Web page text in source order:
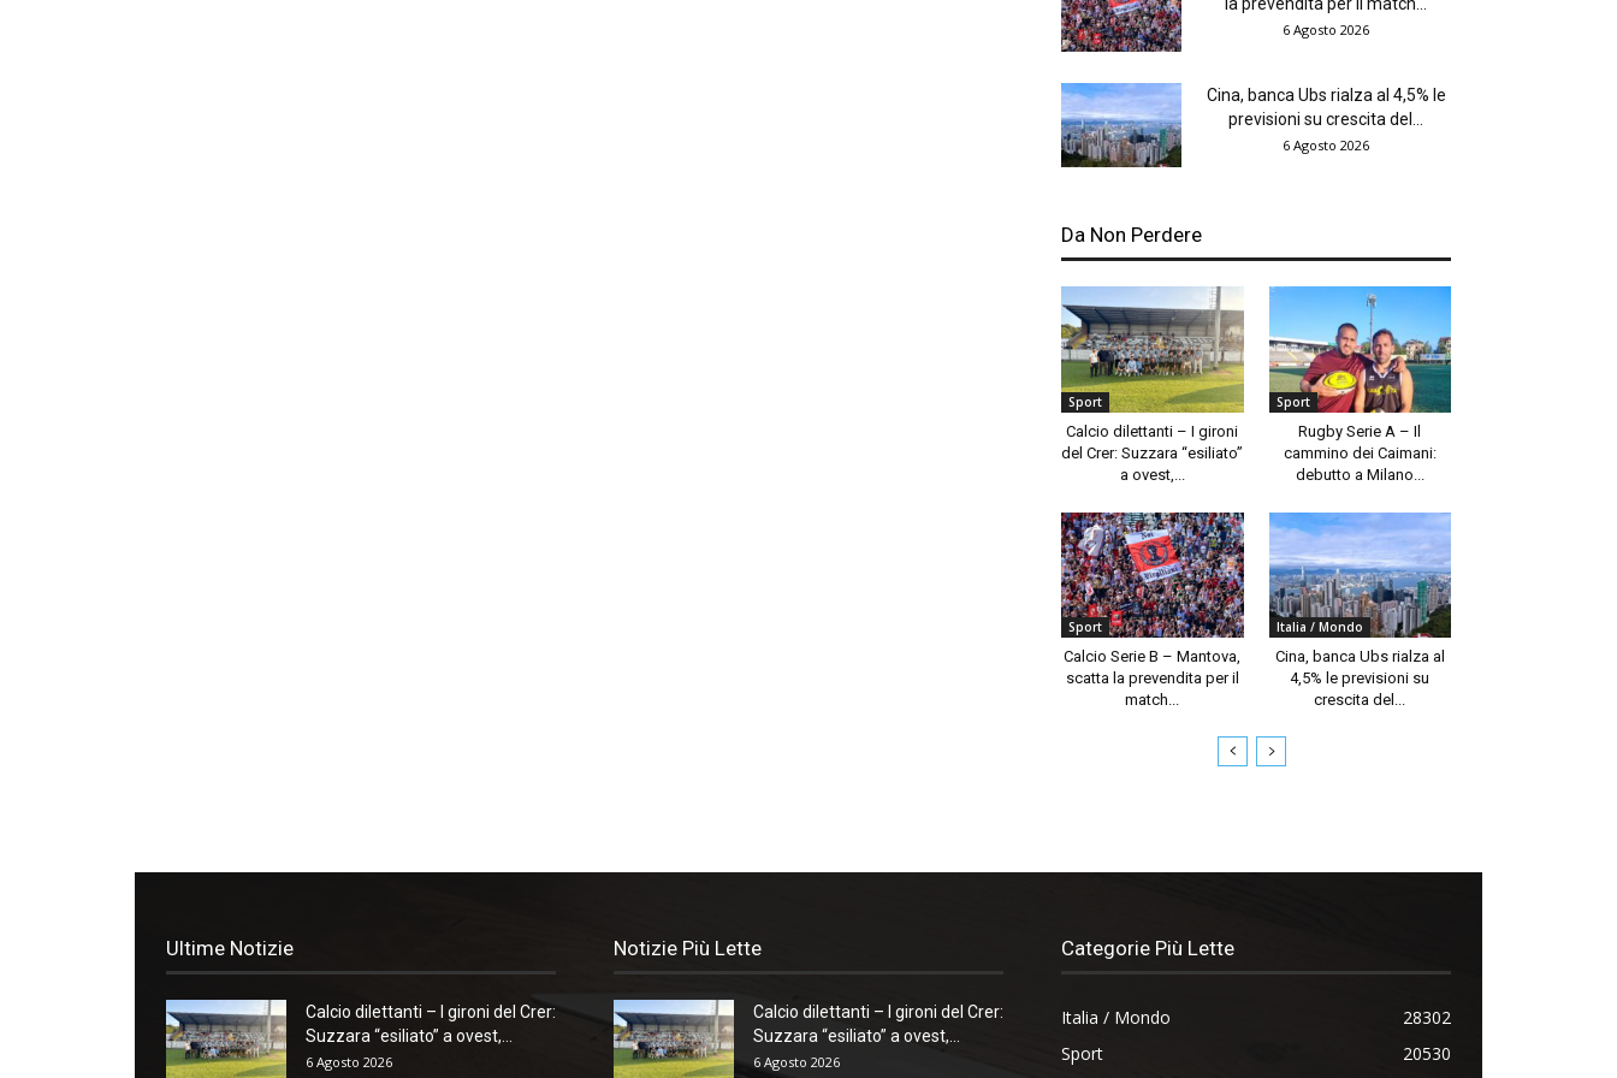
la prevendita per il match...
6 Agosto 2026
Cina, banca Ubs rialza al 4,5% le
previsioni su crescita del...
6 Agosto 2026
Da Non Perdere
Sport
Calcio dilettanti – I gironi
del Crer: Suzzara “esiliato”
a ovest,...
Sport
Rugby Serie A – Il
cammino dei Caimani:
debutto a Milano...
Sport
Calcio Serie B – Mantova,
scatta la prevendita per il
match...
Italia / Mondo
Cina, banca Ubs rialza al
4,5% le previsioni su
crescita del...
Ultime Notizie
Calcio dilettanti – I gironi del Crer:
Suzzara “esiliato” a ovest,...
6 Agosto 2026
Notizie Più Lette
Calcio dilettanti – I gironi del Crer:
Suzzara “esiliato” a ovest,...
6 Agosto 2026
Categorie Più Lette
Italia / Mondo
28302
Sport
20530